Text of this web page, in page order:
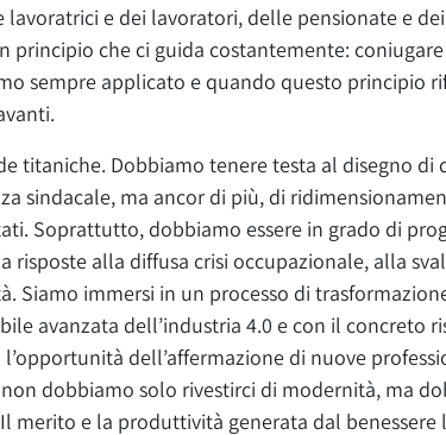
lavoratrici e dei lavoratori, delle pensionate e
principio che ci guida costantemente:
sempre applicato e quando questo principio
titaniche. Dobbiamo tenere testa al disegno
sindacale, ma ancor di più, di
Soprattutto, dobbiamo essere in grado di
risposte alla diffusa crisi occupazionale, alla
Siamo immersi in un processo di
avanzata dell’industria 4.0 e con il concreto
dell’affermazione di nuove
dobbiamo solo rivestirci di modernità, ma
merito e la produttività generata dal benessere